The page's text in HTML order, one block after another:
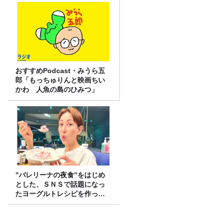
おすすめPodcast・みうら五
郎「もっちゅりんと映画ちい
かわ 人魚の島のひみつ」
”バレリーナの夜食”をはじめ
とした、ＳＮＳで話題になっ
たヨーグルトレシピを作って
みた！